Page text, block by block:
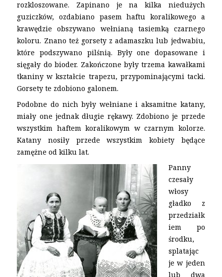
rozkloszowane. Zapinano je na kilka niedużych
guziczków, ozdabiano pasem haftu koralikowego a
krawędzie obszywano wełnianą tasiemką czarnego
koloru. Znano też gorsety z adamaszku lub jedwabiu,
które podszywano pilśnią. Były one dopasowane i
sięgały do bioder. Zakończone były trzema kawałkami
tkaniny w kształcie trapezu, przypominającymi tacki.
Gorsety te zdobiono galonem.
Podobne do nich były wełniane i aksamitne katany,
miały one jednak długie rękawy. Zdobiono je przede
wszystkim haftem koralikowym w czarnym kolorze.
Katany nosiły przede wszystkim kobiety będące
zamężne od kilku lat.
Panny
czesały
włosy
gładko z
przedziałk
iem po
środku,
splatając
je w jeden
lub dwa